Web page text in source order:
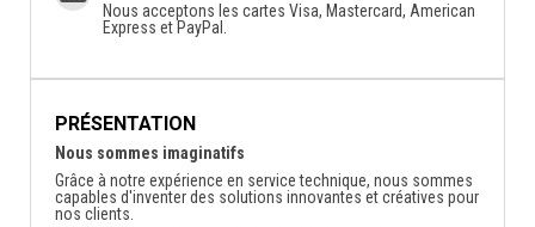
Nous acceptons les cartes Visa, Mastercard, American
Express et PayPal.
PRÉSENTATION
Nous sommes imaginatifs
Grâce à notre expérience en service technique, nous sommes
capables d'inventer des solutions innovantes et créatives pour
nos clients.